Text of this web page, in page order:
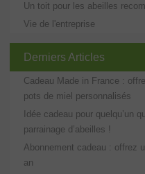
Un toit pour les abeilles
Vie de l'entreprise
Derniers Articles
Cadeau Made in France :
pots de miel personnalisés
Idée cadeau pour quelqu’un
parrainage d’abeilles !
Abonnement cadeau : offrez
an